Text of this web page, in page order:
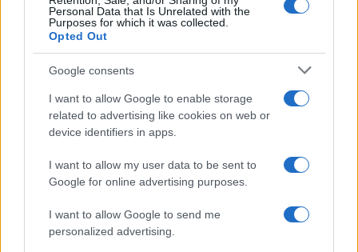
Personal Data that Is Unrelated with the
Purposes for which it was collected.
Opted Out
Google consents
I want to allow Google to enable storage
related to advertising like cookies on web or
device identifiers in apps.
I want to allow my user data to be sent to
Google for online advertising purposes.
I want to allow Google to send me
personalized advertising.